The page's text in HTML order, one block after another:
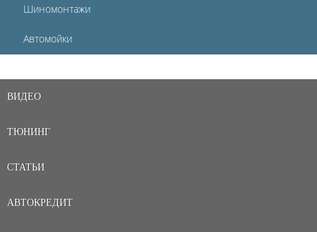
Шиномонтажи
Автомойки
ВИДЕО
ТЮНИНГ
СТАТЬИ
АВТОКРЕДИТ